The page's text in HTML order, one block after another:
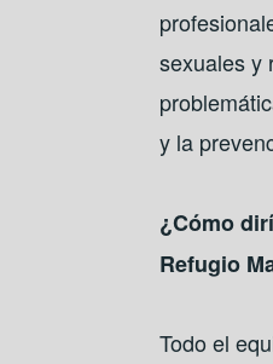
sexuales y
y la
¿Cómo
Refugio
Todo el